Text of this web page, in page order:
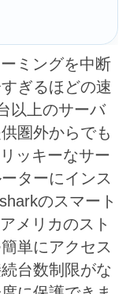
ミングを中断
ぎるほどの速
以上のサーバ
圏外からでも
ッキーなサー
ターにインス
のスマート
メリカのスト
単にアクセス
台数制限がな